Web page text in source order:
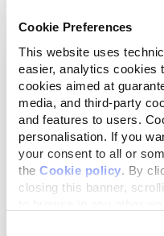
Cookie Preferences
This website uses
easier, analytics cookies
cookies aimed at
media, and third-party
and features to users.
personalisation. If you
your consent to all or
the Cookie policy . By
closing this banner,